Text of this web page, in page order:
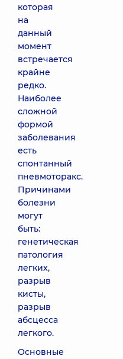
которая
на
данный
момент
встречается
крайне
редко.
Наиболее
сложной
формой
заболевания
есть
спонтанный
пневмоторакс.
Причинами
болезни
могут
быть:
генетическая
патология
легких,
разрыв
кисты,
разрыв
абсцесса
легкого.
Основные